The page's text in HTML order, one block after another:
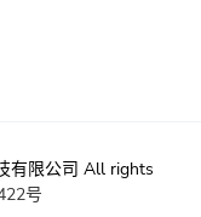
有限公司 All rights
号